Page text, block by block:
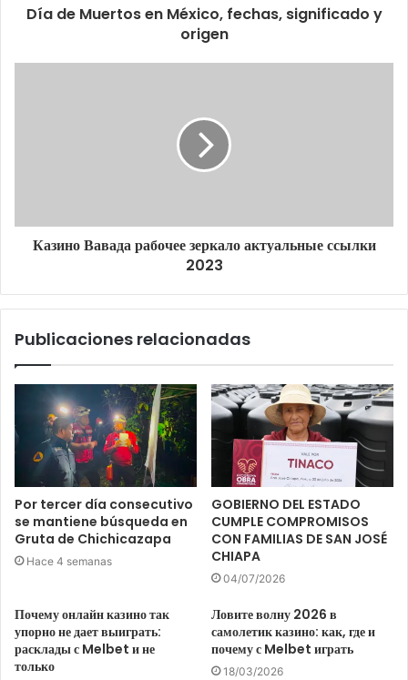
Día de Muertos en México, fechas, significado y
origen
Казино Вавада рабочее зеркало актуальные ссылки
2023
Publicaciones relacionadas
Por tercer día consecutivo
se mantiene búsqueda en
Gruta de Chichicazapa
Hace 4 semanas
GOBIERNO DEL ESTADO
CUMPLE COMPROMISOS
CON FAMILIAS DE SAN JOSÉ
CHIAPA
04/07/2026
Почему онлайн казино так
упорно не дает выиграть:
расклады с Melbet и не
только
Ловите волну 2026 в
самолетик казино: как, где и
почему с Melbet играть
18/03/2026